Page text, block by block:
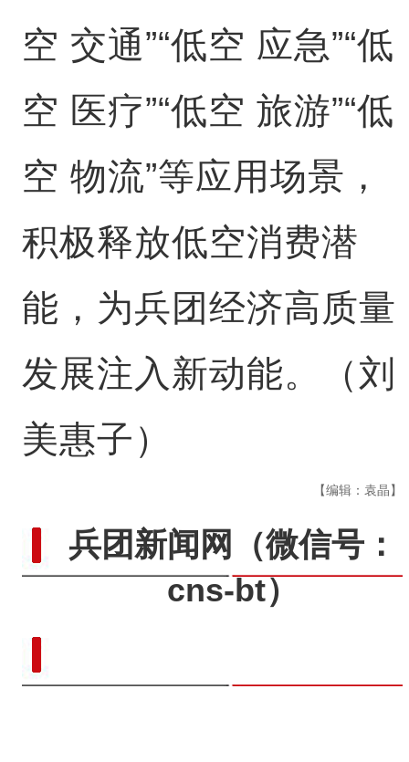
空 交通”“低空 应急”“低
空 医疗”“低空 旅游”“低
空 物流”等应用场景，
积极释放低空消费潜
能，为兵团经济高质量
发展注入新动能。（刘
美惠子）
【编辑：袁晶】
兵团新闻网
（微信号：
cns-bt）